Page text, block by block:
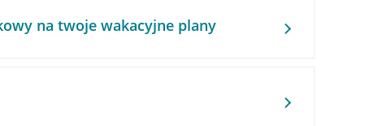
na twoje wakacyjne plany